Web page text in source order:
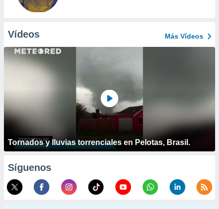
Vídeos Más Vídeos
Tornados y lluvias torrenciales en Pelotas, Brasil.
Síguenos